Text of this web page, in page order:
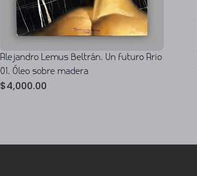
Alejandro Lemus Beltrán. Un futuro Ario
01. Óleo sobre madera
$4,000.00